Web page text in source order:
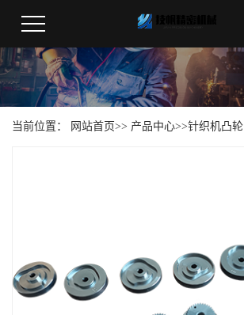
当前位置： 网站首页>> 产品中心>>针织机凸轮